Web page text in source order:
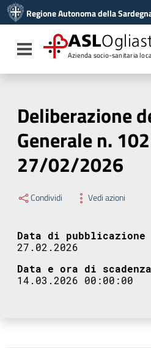
Vai al menu di navigazione
Vai al footer
Regione Autonoma della
Toggle navigation
ASL
Azienda socio-sanitaria
Deliberazione
Generale n.
27/02/2026
Condividi Vedi azioni
Data di pubblicazione
27.02.2026
Data e ora di scadenza
14.03.2026 00:00:00